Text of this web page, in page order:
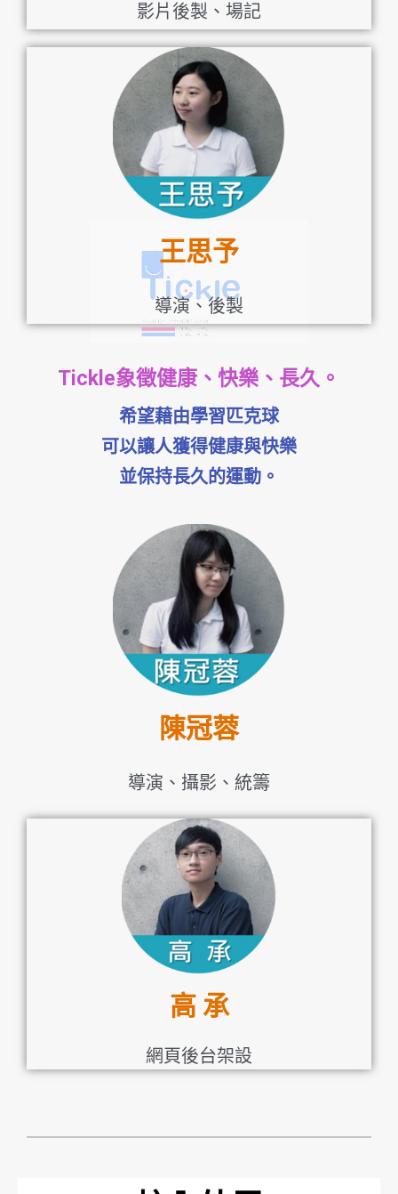
影片後製、場記
王思予
導演、後製
Tickle象徵健康、快樂、長久。
希望藉由學習匹克球
可以讓人獲得健康與快樂
並保持長久的運動。
陳冠蓉
導演、攝影、統籌
高 承
網頁後台架設